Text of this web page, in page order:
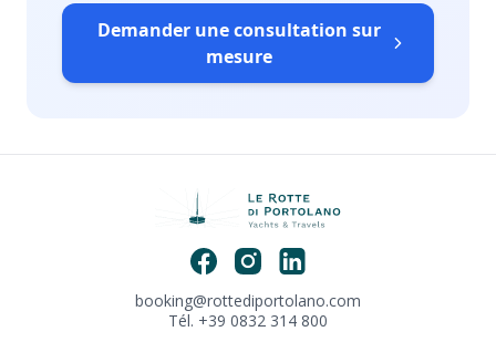
Demander une consultation sur
mesure
booking@rottediportolano.com
Tél. +39 0832 314 800